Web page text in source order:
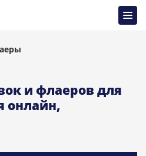
и флаеров для
онлайн,